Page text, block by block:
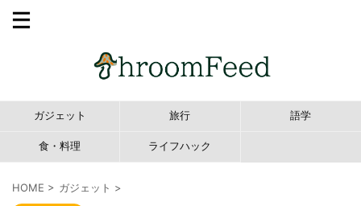
ガジェット 旅行 語学
食・料理 ライフハック
HOME > ガジェット >